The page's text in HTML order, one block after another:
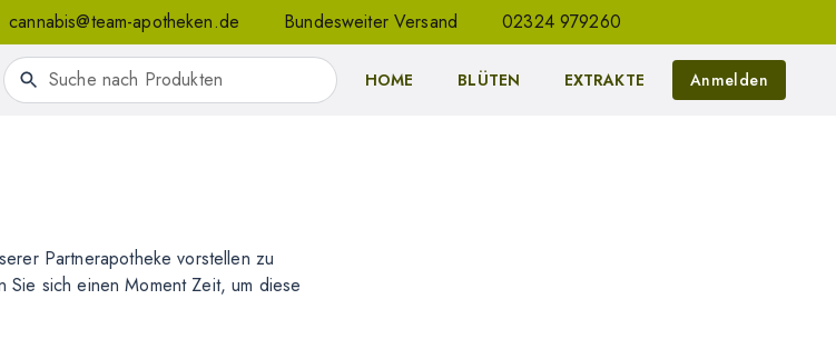
cannabis@team-apotheken.de Bundesweiter Versand 02324 979260
HOME BLÜTEN EXTRAKTE Anmelden
Partnerapotheke vorstellen zu
Sie sich einen Moment Zeit, um diese